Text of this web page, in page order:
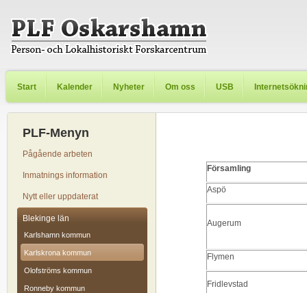
Start Kalender Nyheter Om oss USB
PLF-Menyn
Pågående arbeten
Inmatnings information
Nytt eller uppdaterat
Blekinge län
Karlshamn kommun
Karlskrona kommun
Olofströms kommun
Ronneby kommun
Församling
Aspö
Augerum
Flymen
Fridlevstad